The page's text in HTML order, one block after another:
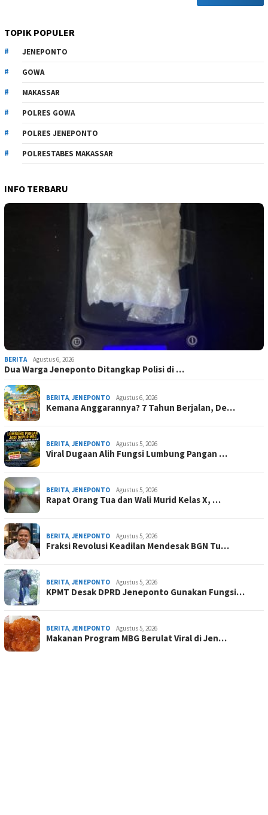
TOPIK POPULER
JENEPONTO
GOWA
MAKASSAR
POLRES GOWA
POLRES JENEPONTO
POLRESTABES MAKASSAR
INFO TERBARU
BERITA Agustus 6, 2026
Dua Warga Jeneponto Ditangkap Polisi di …
BERITA, JENEPONTO Agustus 6, 2026
Kemana Anggarannya? 7 Tahun Berjalan, De…
BERITA, JENEPONTO Agustus 5, 2026
Viral Dugaan Alih Fungsi Lumbung Pangan …
BERITA, JENEPONTO Agustus 5, 2026
Rapat Orang Tua dan Wali Murid Kelas X, …
BERITA, JENEPONTO Agustus 5, 2026
Fraksi Revolusi Keadilan Mendesak BGN Tu…
BERITA, JENEPONTO Agustus 5, 2026
KPMT Desak DPRD Jeneponto Gunakan Fungsi…
BERITA, JENEPONTO Agustus 5, 2026
Makanan Program MBG Berulat Viral di Jen…